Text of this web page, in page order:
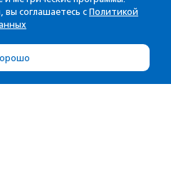
соглашаетесь с Политикой